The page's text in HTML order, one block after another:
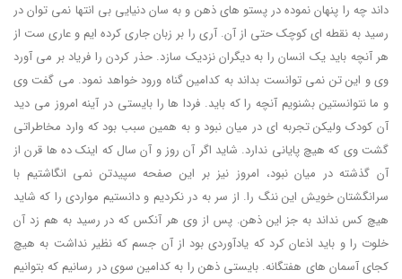
داند چه را پنهان نموده در پستو های ذهن و به سان دنیایی بی انتها نمی توان در
رسید به نقطه ای کوچک حتی از آن. آری را بر زبان جاری کرده ایم و عاری ست از
هر آنچه باید یک انسان را به دیگران نزدیک سازد. حذر کردن را فریاد بر می آورد
وی و این تن نمی توانست بداند به کدامین گناه ورود خواهد نمود. می گفت وی
و ما نتوانستین بشنویم آنچه را که باید. فردا ها را بایستی در آینه امروز می دید
آن کودک ولیکن تجربه ای در میان نبود و به همین سبب بود که وارد مخاطراتی
گشت وی که هیچ پایانی ندارد. شاید اگر آن روز و آن سال که اینک ده ها قرن از
آن گذشته در میان نبود، امروز نیز بر این صفحه سپیدتن نمی انگاشتیم با
سرانگشتان خویش این ننگ را. از سر به در نکردیم و دانستیم مواردی را که شاید
هیچ کس نداند به جز این ذهن. پس از وی هر آنکس که در رسید به هم زد آن
خلوت را و باید اذعان کرد که یادآوردی بود از آن جسم که نظیر نداشت به هیچ
کجای آسمان های هفتگانه. بایستی ذهن را به کدامین سوی در رسانیم که بتوانیم